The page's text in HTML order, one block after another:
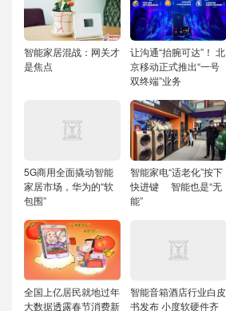
智能家居混战：网关才
是焦点
让沟通“抬腕可达”！ 北
京移动正式推出“一号
双终端”业务
5G商用全面撬动智能
家居市场，华为的“软
包围”
智能家电“适老化”按下
快进键 智能也是“无
能”
全国上亿居民就地过年
大数据透露春节消费新
智能音箱酒店行业白皮
书发布 小度软硬件齐